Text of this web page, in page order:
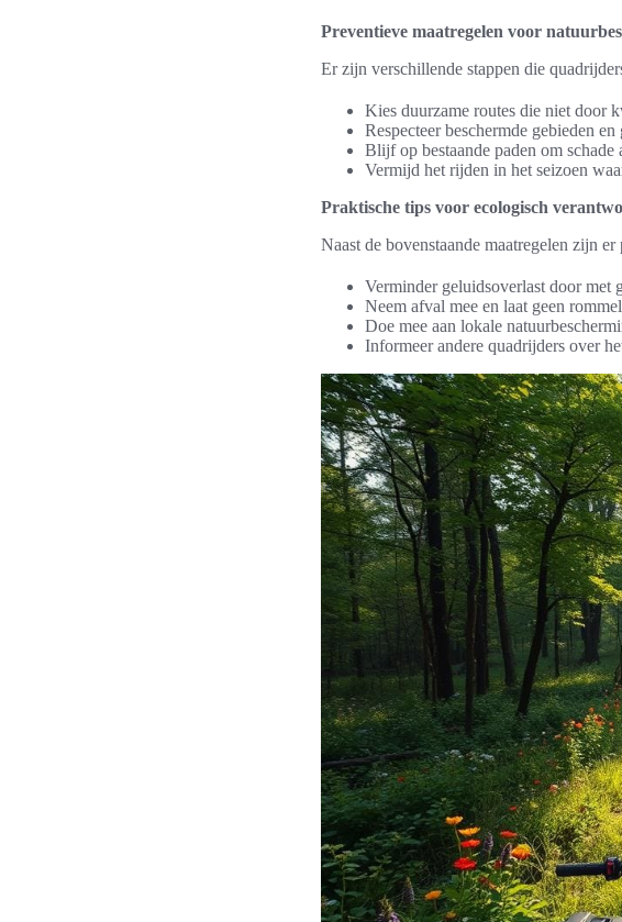
Preventieve maatregelen voor
Er zijn verschillende stappen die
Kies duurzame routes die niet door
Respecteer beschermde gebieden
Blijf op bestaande paden om
Vermijd het rijden in het seizoen
Praktische tips voor ecologisch
Naast de bovenstaande maatregelen zijn
Verminder geluidsoverlast door met
Neem afval mee en laat geen
Doe mee aan lokale
Informeer andere quadrijders over